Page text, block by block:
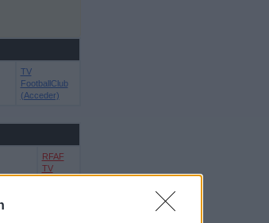
TV
FootballClub
(Acceder)
RFAF
TV